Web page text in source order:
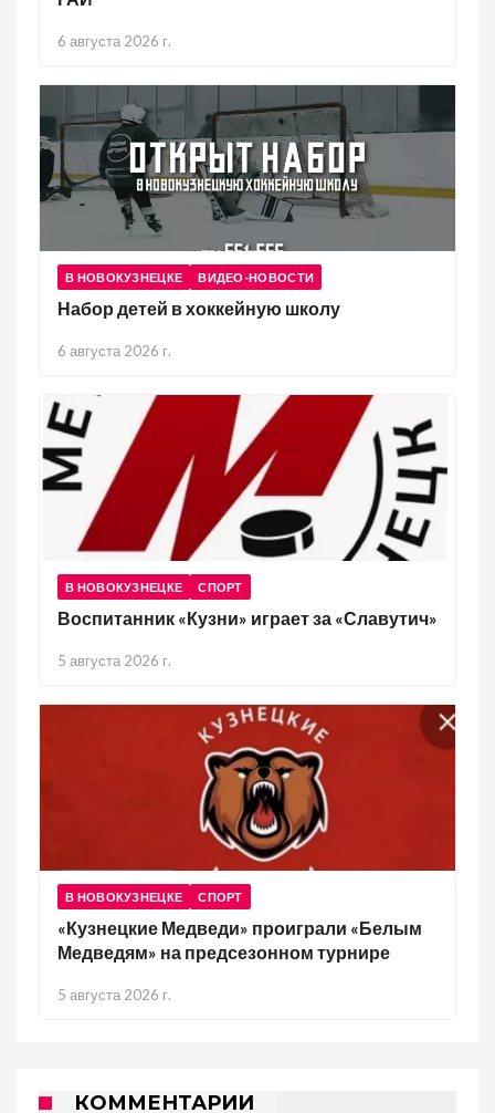
6 августа 2026 г.
В НОВОКУЗНЕЦКЕ ВИДЕО-НОВОСТИ
Набор детей в хоккейную школу
6 августа 2026 г.
В НОВОКУЗНЕЦКЕ СПОРТ
Воспитанник «Кузни» играет за «Славутич»
5 августа 2026 г.
В НОВОКУЗНЕЦКЕ СПОРТ
«Кузнецкие Медведи» проиграли «Белым
Медведям» на предсезонном турнире
5 августа 2026 г.
КОММЕНТАРИИ